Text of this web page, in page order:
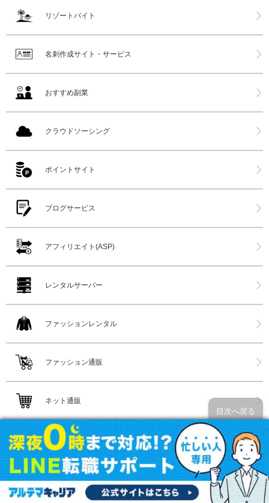
リゾートバイト
名刺作成サイト・サービス
おすすめ副業
クラウドソーシング
ポイントサイト
ブログサービス
アフィリエイト(ASP)
レンタルサーバー
ファッションレンタル
ファッション通販
ネット通販
家具インテリア通販
花屋(ネット購入)
目次へ戻る